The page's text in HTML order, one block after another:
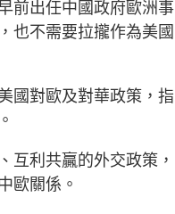
前出任中國政府歐洲事
也不需要拉攏作為美國
國對歐及對華政策，指
互利共贏的外交政策，
歐關係。